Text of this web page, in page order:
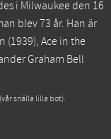
i Milwaukee den 16
blev 73 år. Han är
(1939), Ace in the
Graham Bell
snälla lilla bot).